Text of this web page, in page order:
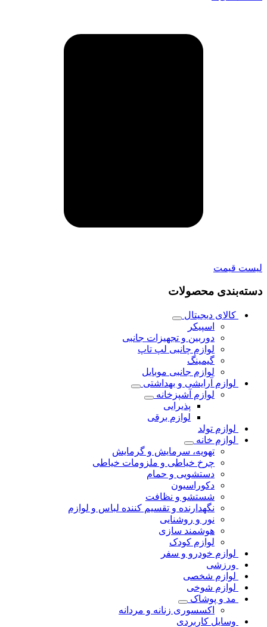
لیست قیمت
دسته‌بندی محصولات
کالای دیجیتال
اسپیکر
دوربین و تجهیزات جانبی
لوازم چانبی لپ تاپ
گیمینگ
لوازم جانبی موبایل
لوازم آرایشی و بهداشتی
لوازم آشپزخانه
پذیرایی
لوازم برقی
لوازم تولد
لوازم خانه
تهویه، سرمایش و گرمایش
چرخ خیاطی و ملزومات خیاطی
دستشویی و حمام
دکوراسیون
شستشو و نظافت
نگهدارنده و تقسیم کننده لباس و لوازم
نور و روشنایی
هوشمند سازی
لوازم کودک
لوازم خودرو و سفر
ورزشی
لوازم شخصی
لوازم شوخی
مد و پوشاک
اکسسوری زنانه و مردانه
وسایل کاربردی